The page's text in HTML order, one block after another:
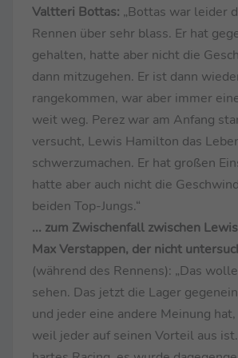
Valtteri Bottas: „Bottas war leider
Rennen über sehr blass. Er hat
gehalten, hatte aber nicht die
dann mitzugehen. Er ist dann
rangekommen, war aber immer
weit weg. Perez war am Anfang
versucht, Lewis Hamilton das
schwerzumachen. Er hat großen
hatte aber auch nicht die
beiden Top-Jungs.“
... zum Zwischenfall zwischen
Max Verstappen, der nicht
(während des Rennens): „Das
sehen. Das jetzt die Lager
und jeder eine andere Meinung
weil jeder auf seinen Vorteil aus